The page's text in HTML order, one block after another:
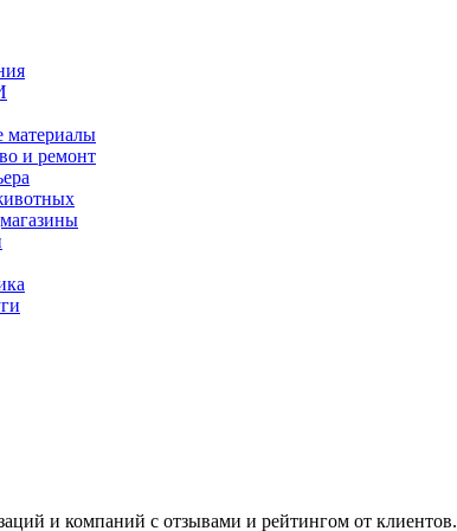
материалы
и ремонт
и компаний с отзывами и рейтингом от клиентов.